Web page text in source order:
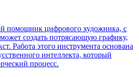
помощник цифрового художника, с
создать потрясающую графику,
Работа этого инструмента основана
интеллекта, который
процесс.